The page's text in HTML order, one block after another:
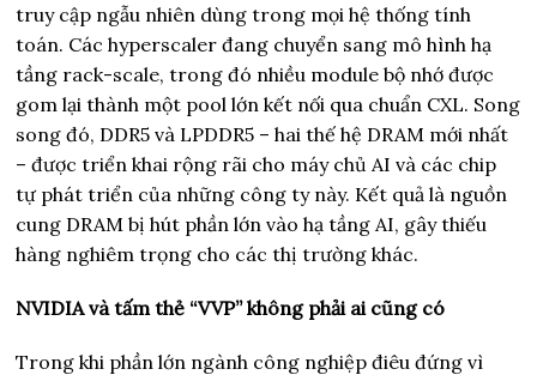
truy cập ngẫu nhiên dùng trong mọi hệ thống tính
toán. Các hyperscaler đang chuyển sang mô hình hạ
tầng rack-scale, trong đó nhiều module bộ nhớ được
gom lại thành một pool lớn kết nối qua chuẩn CXL. Song
song đó, DDR5 và LPDDR5 – hai thế hệ DRAM mới nhất
– được triển khai rộng rãi cho máy chủ AI và các chip
tự phát triển của những công ty này. Kết quả là nguồn
cung DRAM bị hút phần lớn vào hạ tầng AI, gây thiếu
hàng nghiêm trọng cho các thị trường khác.
NVIDIA và tấm thẻ “VVP” không phải ai cũng có
Trong khi phần lớn ngành công nghiệp điêu đứng vì